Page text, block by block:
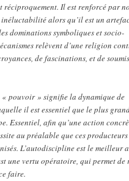
réciproquement. Il est renforcé par
inéluctabilité alors qu’il est un
dominations symboliques et socio-
relèvent d’une religion
de fascinations, et de
« pouvoir » signifie la dynamique de
il est essentiel que le plus
Essentiel, afin qu’une action
au préalable que ces
L’autodiscipline est le meilleur
une vertu opératoire, qui permet de
faire.